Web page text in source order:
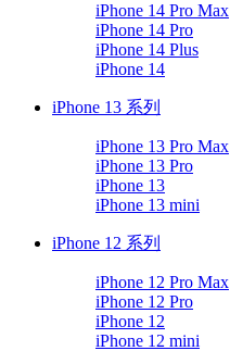
iPhone 14 Pro Max
iPhone 14 Pro
iPhone 14 Plus
iPhone 14
iPhone 13 系列
iPhone 13 Pro Max
iPhone 13 Pro
iPhone 13
iPhone 13 mini
iPhone 12 系列
iPhone 12 Pro Max
iPhone 12 Pro
iPhone 12
iPhone 12 mini